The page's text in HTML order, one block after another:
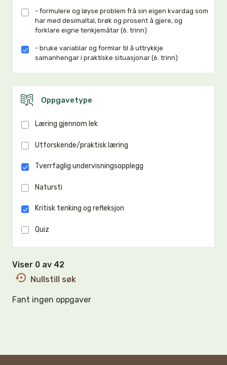
- formulere og løyse problem frå sin eigen kvardag som
har med desimaltal, brøk og prosent å gjere, og
forklare eigne tenkjemåtar (6. trinn)
- bruke variablar og formlar til å uttrykkje
samanhengar i praktiske situasjonar (6. trinn)
Oppgavetype
Læring gjennom lek
Utforskende/praktisk læring
Tverrfaglig undervisningsopplegg
Natursti
Kritisk tenking og refleksjon
Quiz
Viser 0 av 42
Nullstill søk
Fant ingen oppgaver